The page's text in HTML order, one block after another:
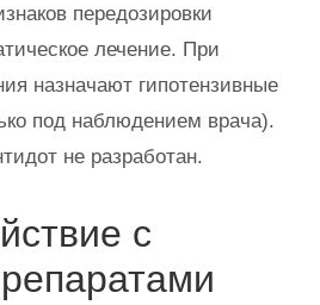
передозировки
лечение. При
назначают гипотензивные
под наблюдением врача).
не разработан.
с